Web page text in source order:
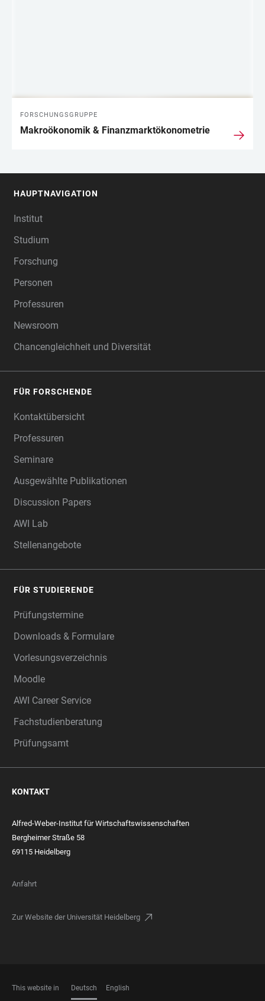
FORSCHUNGSGRUPPE
Makroökonomik & Finanzmarktökonometrie
HAUPTNAVIGATION
Institut
Studium
Forschung
Personen
Professuren
Newsroom
Chancengleichheit und Diversität
FÜR FORSCHENDE
Kontaktübersicht
Professuren
Seminare
Ausgewählte Publikationen
Discussion Papers
AWI Lab
Stellenangebote
FÜR STUDIERENDE
Prüfungstermine
Downloads & Formulare
Vorlesungsverzeichnis
Moodle
AWI Career Service
Fachstudienberatung
Prüfungsamt
KONTAKT
Alfred-Weber-Institut für Wirtschaftswissenschaften
Bergheimer Straße 58
69115 Heidelberg
Anfahrt
Zur Website der Universität Heidelberg
This website in Deutsch English